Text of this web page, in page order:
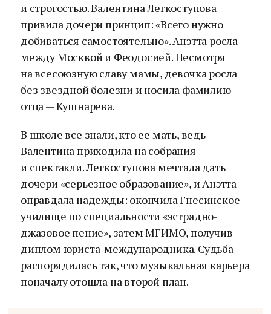
и строгостью. Валентина Легкоступова
привила дочери принцип: «Всего нужно
добиваться самостоятельно». Анэтта росла
между Москвой и Феодосией. Несмотря
на всесоюзную славу мамы, девочка росла
без звездной болезни и носила фамилию
отца — Кушнарева.
В школе все знали, кто ее мать, ведь
Валентина приходила на собрания
и спектакли. Легкоступова мечтала дать
дочери «серьезное образование», и Анэтта
оправдала надежды: окончила Гнесинское
училище по специальности «эстрадно-
джазовое пение», затем МГИМО, получив
диплом юриста-международника. Судьба
распорядилась так, что музыкальная карьера
поначалу отошла на второй план.